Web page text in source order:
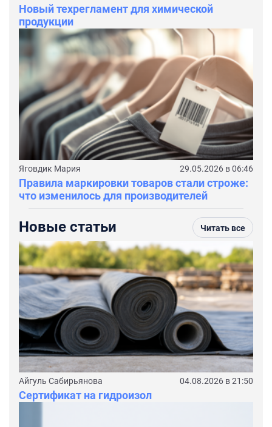
Новый техрегламент для химической
продукции
Яговдик Мария 29.05.2026 в 06:46
Правила маркировки товаров стали строже:
что изменилось для производителей
Новые статьи Читать все
Айгуль Сабирьянова 04.08.2026 в 21:50
Сертификат на гидроизол